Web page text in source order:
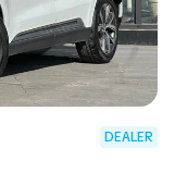
DEALER